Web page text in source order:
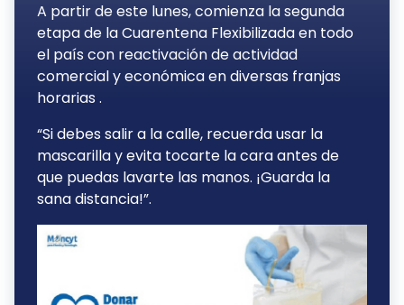
A partir de este lunes, comienza la segunda
etapa de la Cuarentena Flexibilizada en todo
el país con reactivación de actividad
comercial y económica en diversas franjas
horarias .
“Si debes salir a la calle, recuerda usar la
mascarilla y evita tocarte la cara antes de
que puedas lavarte las manos. ¡Guarda la
sana distancia!”.